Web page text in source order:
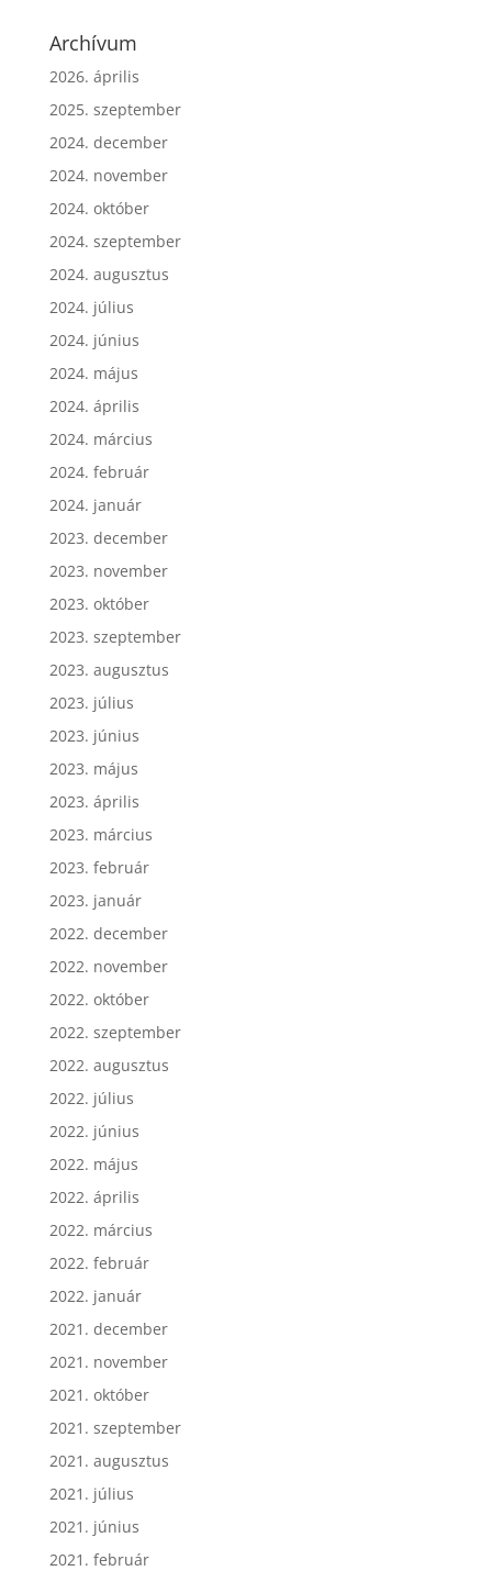
Archívum
2026. április
2025. szeptember
2024. december
2024. november
2024. október
2024. szeptember
2024. augusztus
2024. július
2024. június
2024. május
2024. április
2024. március
2024. február
2024. január
2023. december
2023. november
2023. október
2023. szeptember
2023. augusztus
2023. július
2023. június
2023. május
2023. április
2023. március
2023. február
2023. január
2022. december
2022. november
2022. október
2022. szeptember
2022. augusztus
2022. július
2022. június
2022. május
2022. április
2022. március
2022. február
2022. január
2021. december
2021. november
2021. október
2021. szeptember
2021. augusztus
2021. július
2021. június
2021. február